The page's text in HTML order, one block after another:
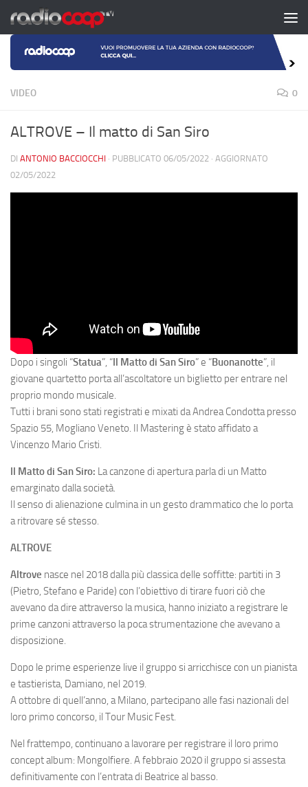
Salta al contenuto
VIDEO 0
ALTROVE – Il matto di San Siro
DI ANTONIO BACCIOCCHI · PUBBLICATO 06/05/2022 · AGGIORNATO
02/05/2022
Dopo i singoli “Statua”, “Il Matto di San Siro” e “Buonanotte”, il
giovane quartetto porta all’ascoltatore un biglietto per entrare nel
proprio mondo musicale.
Tutti i brani sono stati registrati e mixati da Andrea Condotta presso
Spazio 55, Mogliano Veneto. Il Mastering è stato affidato a
Vincenzo Mario Cristi.
Il Matto di San Siro: La canzone di apertura parla di un Matto
emarginato dalla società.
Il senso di alienazione culmina in un gesto drammatico che lo porta
a ritrovare sé stesso.
ALTROVE
Altrove nasce nel 2018 dalla più classica delle soffitte: partiti in 3
(Pietro, Stefano e Paride) con l’obiettivo di tirare fuori ciò che
avevano da dire attraverso la musica, hanno iniziato a registrare le
prime canzoni attraverso la poca strumentazione che avevano a
disposizione.
Dopo le prime esperienze live il gruppo si arricchisce con un pianista
e tastierista, Damiano, nel 2019.
A ottobre di quell’anno, a Milano, partecipano alle fasi nazionali del
loro primo concorso, il Tour Music Fest.
Nel frattempo, continuano a lavorare per registrare il loro primo
concept album: Mongolfiere. A febbraio 2020 il gruppo si assesta
definitivamente con l’entrata di Beatrice al basso.